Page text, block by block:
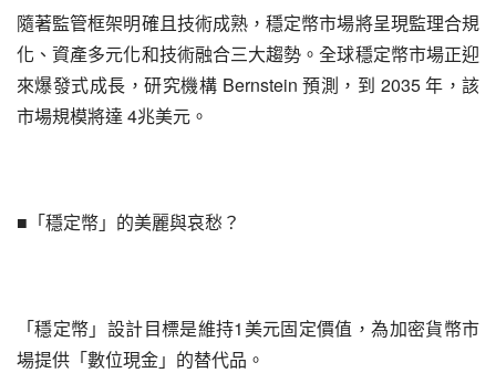
隨著監管框架明確且技術成熟，穩定幣市場將呈現監理合規
化、資產多元化和技術融合三大趨勢。全球穩定幣市場正迎
來爆發式成長，研究機構 Bernstein 預測，到 2035 年，該
市場規模將達 4兆美元。
■「穩定幣」的美麗與哀愁？
「穩定幣」設計目標是維持1美元固定價值，為加密貨幣市
場提供「數位現金」的替代品。